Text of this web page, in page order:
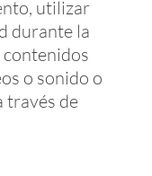
utilizar
durante la
contenidos
o sonido o
través de